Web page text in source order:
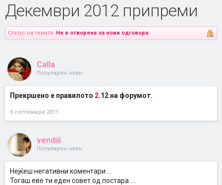
Декември 2012 припреми
Статус на темата: Не е отворена за нови одговори.
Calla
Популарен член
Прекршено е правилото 2.12 на форумот.
5 септември 2011
vendiii
Популарен член
Нејќеш негативни коментари ...
Тогаш еве ти еден совет од постара ....